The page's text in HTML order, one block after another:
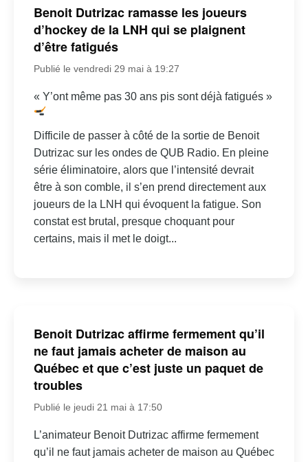
Benoit Dutrizac ramasse les joueurs
d’hockey de la LNH qui se plaignent
d’être fatigués
Publié le vendredi 29 mai à 19:27
« Y’ont même pas 30 ans pis sont déjà fatigués »
Difficile de passer à côté de la sortie de Benoit
Dutrizac sur les ondes de QUB Radio. En pleine
série éliminatoire, alors que l’intensité devrait
être à son comble, il s’en prend directement aux
joueurs de la LNH qui évoquent la fatigue. Son
constat est brutal, presque choquant pour
certains, mais il met le doigt...
Benoit Dutrizac affirme fermement qu’il
ne faut jamais acheter de maison au
Québec et que c’est juste un paquet de
troubles
Publié le jeudi 21 mai à 17:50
L’animateur Benoit Dutrizac affirme fermement
qu’il ne faut jamais acheter de maison au Québec